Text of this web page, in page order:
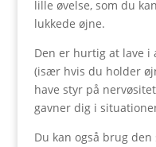
lille øvelse, som du
lukkede øjne.
Den er hurtig at lave
(især hvis du holder
have styr på
gavner dig i
Du kan også brug